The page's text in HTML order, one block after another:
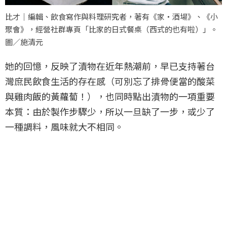
比才｜編輯、飲食寫作與料理研究者，著有《家・酒場》、《小
聚會》，經營社群專頁「比家的日式餐桌（西式的也有啦）」。
圖／施清元
她的回憶，反映了漬物在近年熱潮前，早已支持著台
灣庶民飲食生活的存在感（可別忘了排骨便當的酸菜
與雞肉飯的黃蘿蔔！），也同時點出漬物的一項重要
本質：由於製作步驟少，所以一旦缺了一步，或少了
一種調料，風味就大不相同。